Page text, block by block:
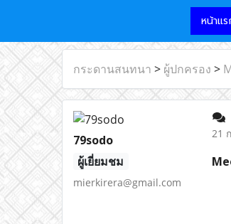
หน้าแ
กระดานสนทนา > ผู้ปกครอง >
79sodo
ผู้เยี่ยมชม
mierkirera@gmail.com
21